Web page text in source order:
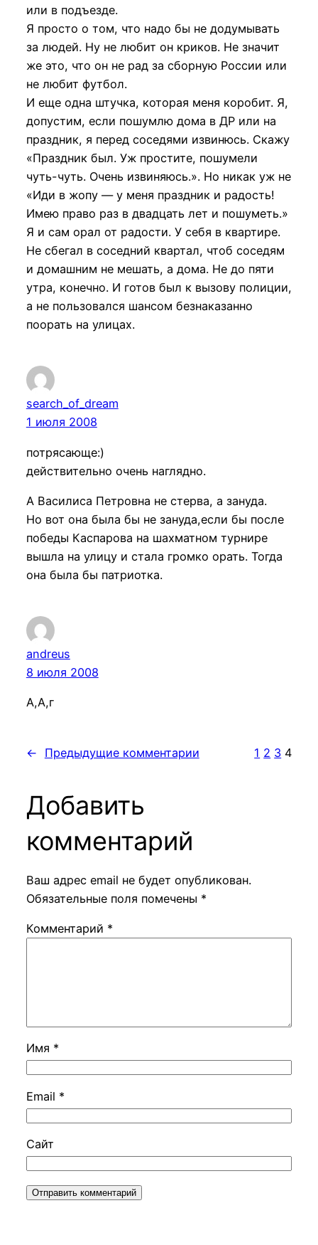
или в подъезде.
Я просто о том, что надо бы не додумывать
за людей. Ну не любит он криков. Не значит
же это, что он не рад за сборную России или
не любит футбол.
И еще одна штучка, которая меня коробит. Я,
допустим, если пошумлю дома в ДР или на
праздник, я перед соседями извинюсь. Скажу
«Праздник был. Уж простите, пошумели
чуть-чуть. Очень извиняюсь.». Но никак уж не
«Иди в жопу — у меня праздник и радость!
Имею право раз в двадцать лет и пошуметь.»
Я и сам орал от радости. У себя в квартире.
Не сбегал в соседний квартал, чтоб соседям
и домашним не мешать, а дома. Не до пяти
утра, конечно. И готов был к вызову полиции,
а не пользовался шансом безнаказанно
поорать на улицах.
search_of_dream
1 июля 2008
потрясающе:)
действительно очень наглядно.
А Василиса Петровна не стерва, а зануда.
Но вот она была бы не зануда,если бы после
победы Каспарова на шахматном турнире
вышла на улицу и стала громко орать. Тогда
она была бы патриотка.
andreus
8 июля 2008
А,А,г
← Предыдущие комментарии 1 2 3 4
Добавить
комментарий
Ваш адрес email не будет опубликован.
Обязательные поля помечены *
Комментарий *
Имя *
Email *
Сайт